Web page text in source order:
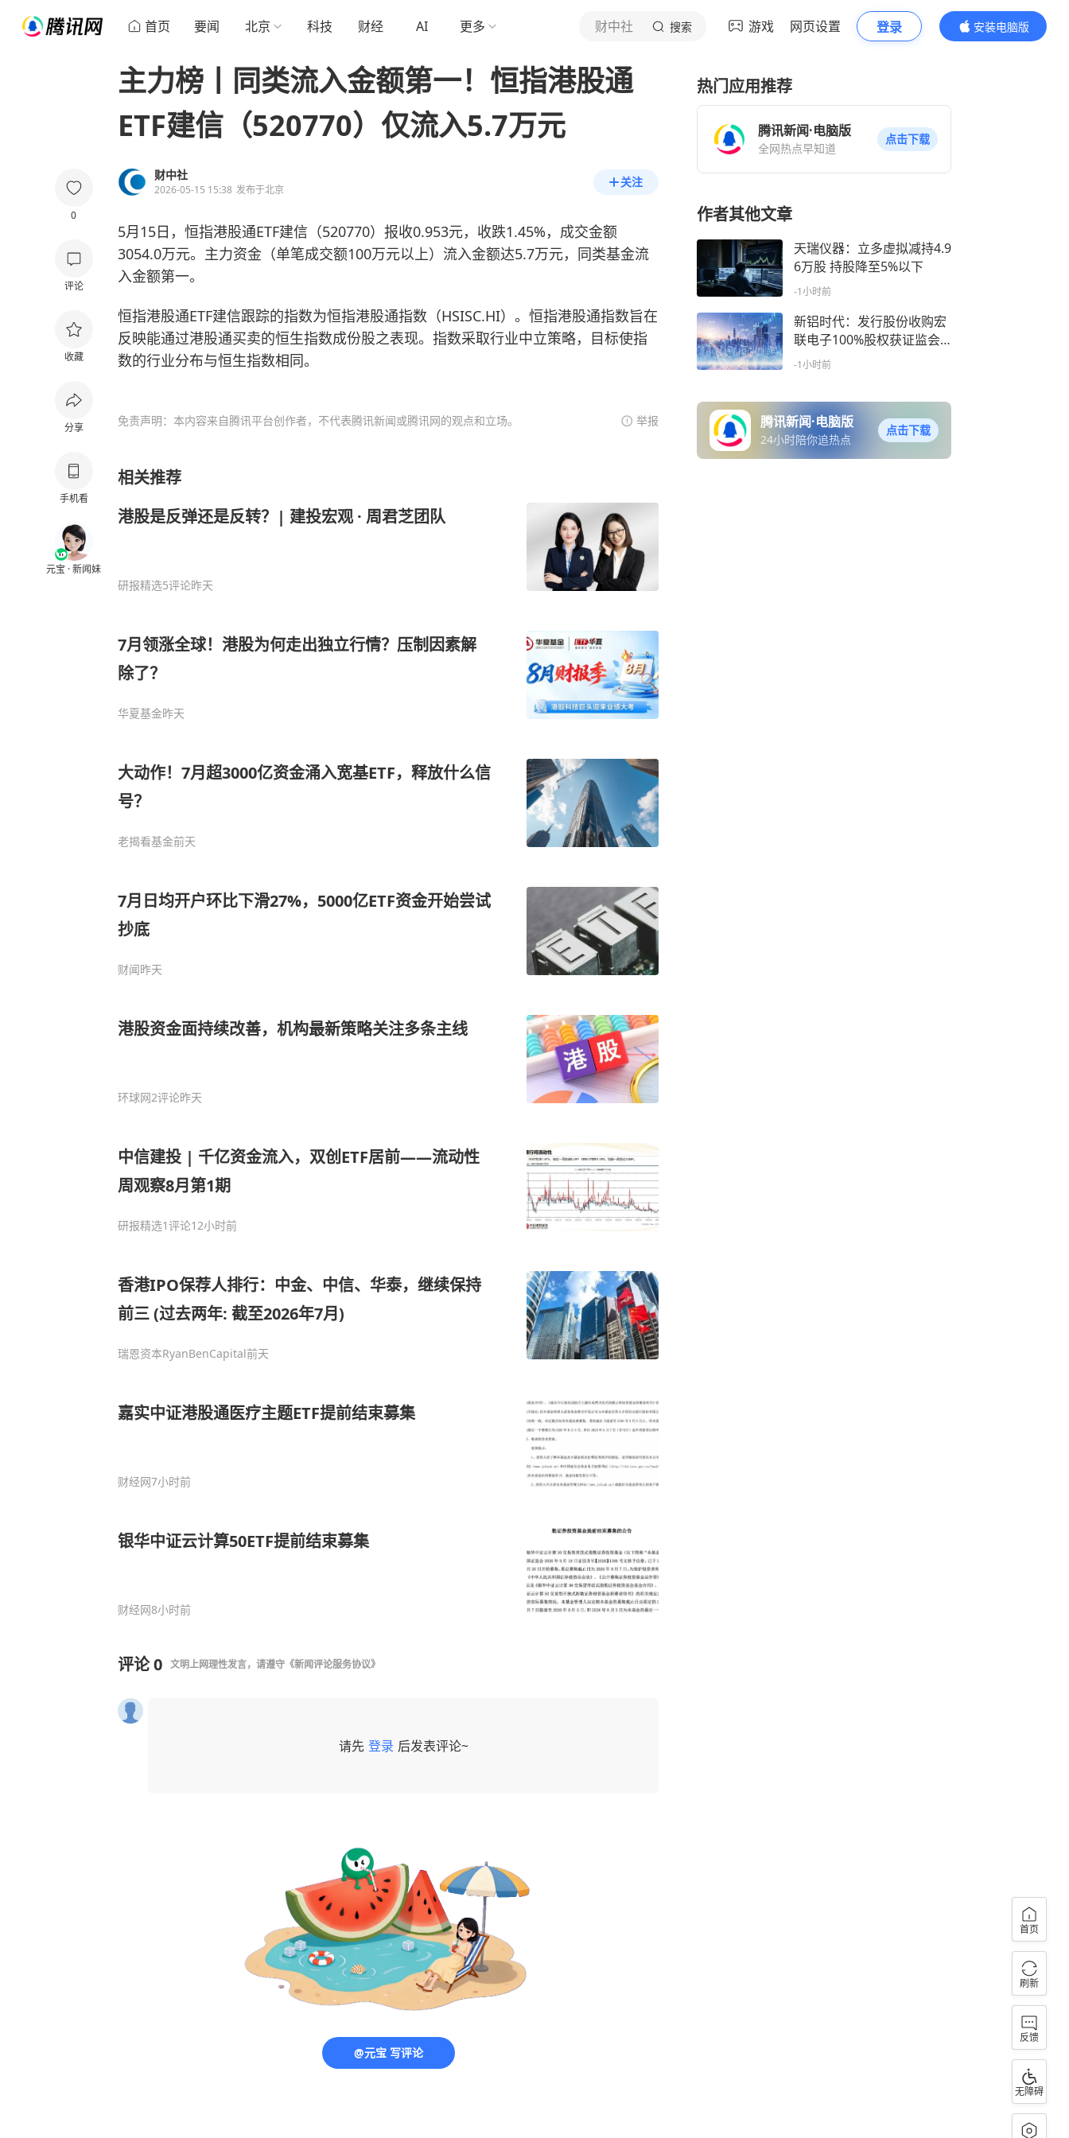
首页 要闻 北京 科技 财经 AI 更多 财中社 搜索 游戏 网页设置 登录
安装电脑版
内容更精彩
0
评论
收藏
分享
手机看
元宝 · 新闻妹
主力榜丨同类流入金额第一！恒指港股通
ETF建信（520770）仅流入5.7万元
财中社
2026-05-15 15:38 发布于北京
关注
5月15日，恒指港股通ETF建信（520770）报收0.953元，收跌1.45%，成交金额
3054.0万元。主力资金（单笔成交额100万元以上）流入金额达5.7万元，同类基金流
入金额第一。
恒指港股通ETF建信跟踪的指数为恒指港股通指数（HSISC.HI）。恒指港股通指数旨在
反映能通过港股通买卖的恒生指数成份股之表现。指数采取行业中立策略，目标使指
数的行业分布与恒生指数相同。
免责声明：本内容来自腾讯平台创作者，不代表腾讯新闻或腾讯网的观点和立场。 举报
相关推荐
港股是反弹还是反转？| 建投宏观 · 周君芝团队
研报精选5评论昨天
7月领涨全球！港股为何走出独立行情？压制因素解
除了？
华夏基金昨天
大动作！7月超3000亿资金涌入宽基ETF，释放什么信
号？
老揭看基金前天
7月日均开户环比下滑27%，5000亿ETF资金开始尝试
抄底
财闻昨天
港股资金面持续改善，机构最新策略关注多条主线
环球网2评论昨天
中信建投 | 千亿资金流入，双创ETF居前——流动性
周观察8月第1期
研报精选1评论12小时前
香港IPO保荐人排行：中金、中信、华泰，继续保持
前三 (过去两年: 截至2026年7月)
瑞恩资本RyanBenCapital前天
嘉实中证港股通医疗主题ETF提前结束募集
财经网7小时前
银华中证云计算50ETF提前结束募集
财经网8小时前
评论0 文明上网理性发言，请遵守 《新闻评论服务协议》
请先 登录 后发表评论~
@元宝 写评论
热门应用推荐
腾讯新闻·电脑版
全网热点早知道
点击下载
作者其他文章
天瑞仪器：立多虚拟减持4.9
6万股 持股降至5%以下
-1小时前
新铝时代：发行股份收购宏
联电子100%股权获证监会
批复
-1小时前
腾讯新闻·电脑版
24小时陪你追热点
点击下载
首页
刷新
反馈
无障碍